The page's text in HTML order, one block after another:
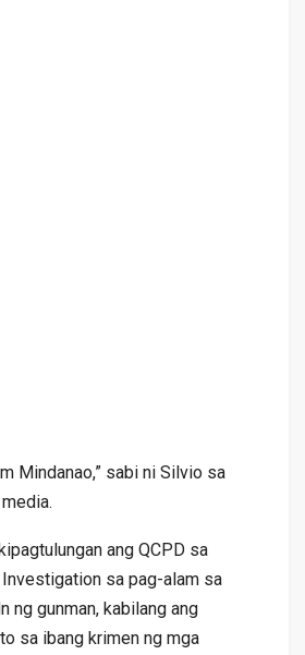
Mindanao,” sabi ni Silvio sa
ang QCPD sa
sa pag-alam sa
ng gunman, kabilang ang
sa ibang krimen ng mga